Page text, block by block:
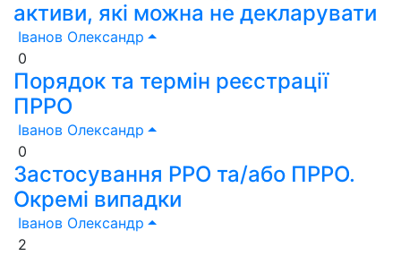
активи, які можна не декларувати
Іванов Олександр
0
Порядок та термін реєстрації
ПРРО
Іванов Олександр
0
Застосування РРО та/або ПРРО.
Окремі випадки
Іванов Олександр
2